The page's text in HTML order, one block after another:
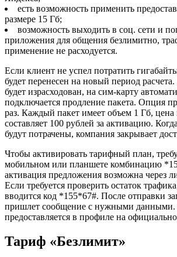
есть возможность применить
размере 15 Гб;
возможность выходить в соц. сети и
приложения для общения безлимитно,
применение не расходуется.
Если клиент не успел потратить
будет перенесен на новый период
будет израсходован, на сим-карту
подключается продление пакета. Опция
раз. Каждый пакет имеет объем 1 Гб, цена
составляет 100 рублей за активацию.
будут потрачены, компания закрывает
Чтобы активировать тарифный план,
мобильном или планшете комбинацию
активация предложения возможна через
Если требуется проверить остаток
вводится код *155*67#. После отправки
пришлет сообщение с нужными данными.
предоставляется в профиле на
Тариф «Безлимит»